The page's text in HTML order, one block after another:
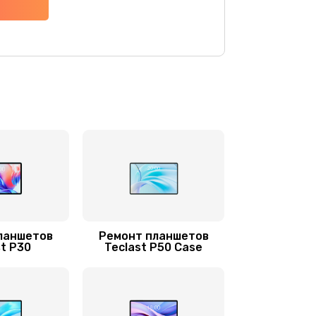
650 руб.
1100 руб. Заказать
P30
Ремонт планшетов
Teclast P50 Case